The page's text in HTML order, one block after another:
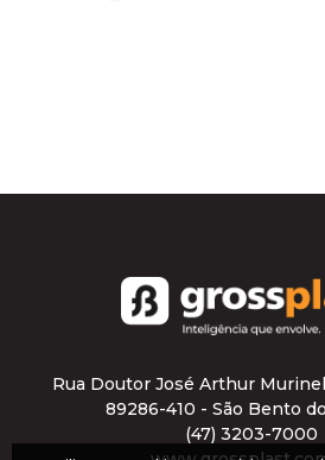
Rua Doutor José Arthur
89286-410 - São Bento
(47) 3203-7000